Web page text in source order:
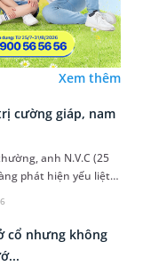
Xem thêm
cường giáp, nam
anh N.V.C (25
phát hiện yếu liệt 2
đi lại được. Kết quả
cổ nhưng không